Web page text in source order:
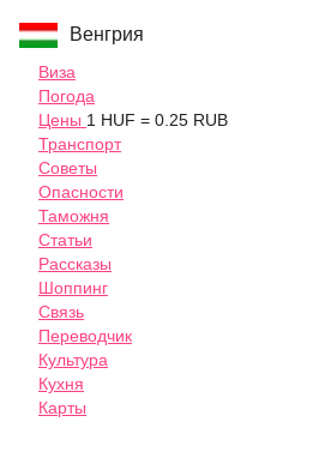
Венгрия
Виза
Погода
Цены 1 HUF = 0.25 RUB
Транспорт
Советы
Опасности
Таможня
Статьи
Рассказы
Шоппинг
Связь
Переводчик
Культура
Кухня
Карты